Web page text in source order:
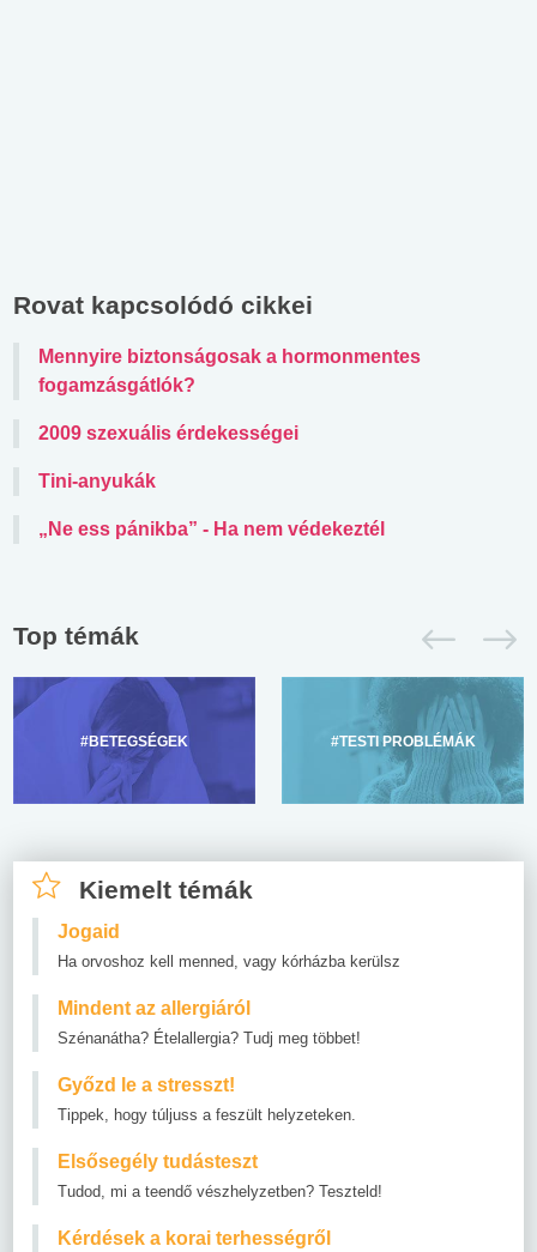
Rovat kapcsolódó cikkei
Mennyire biztonságosak a hormonmentes
fogamzásgátlók?
2009 szexuális érdekességei
Tini-anyukák
„Ne ess pánikba” - Ha nem védekeztél
Top témák
#BETEGSÉGEK #TESTI PROBLÉMÁK
Kiemelt témák
Jogaid
Ha orvoshoz kell menned, vagy kórházba kerülsz
Mindent az allergiáról
Szénanátha? Ételallergia? Tudj meg többet!
Győzd le a stresszt!
Tippek, hogy túljuss a feszült helyzeteken.
Elsősegély tudásteszt
Tudod, mi a teendő vészhelyzetben? Teszteld!
Kérdések a korai terhességről